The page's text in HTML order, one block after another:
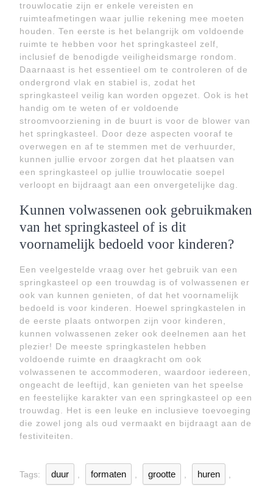
trouwlocatie zijn er enkele vereisten en
ruimteafmetingen waar jullie rekening mee moeten
houden. Ten eerste is het belangrijk om voldoende
ruimte te hebben voor het springkasteel zelf,
inclusief de benodigde veiligheidsmarge rondom.
Daarnaast is het essentieel om te controleren of de
ondergrond vlak en stabiel is, zodat het
springkasteel veilig kan worden opgezet. Ook is het
handig om te weten of er voldoende
stroomvoorziening in de buurt is voor de blower van
het springkasteel. Door deze aspecten vooraf te
overwegen en af te stemmen met de verhuurder,
kunnen jullie ervoor zorgen dat het plaatsen van
een springkasteel op jullie trouwlocatie soepel
verloopt en bijdraagt aan een onvergetelijke dag.
Kunnen volwassenen ook gebruikmaken
van het springkasteel of is dit
voornamelijk bedoeld voor kinderen?
Een veelgestelde vraag over het gebruik van een
springkasteel op een trouwdag is of volwassenen er
ook van kunnen genieten, of dat het voornamelijk
bedoeld is voor kinderen. Hoewel springkastelen in
de eerste plaats ontworpen zijn voor kinderen,
kunnen volwassenen zeker ook deelnemen aan het
plezier! De meeste springkastelen hebben
voldoende ruimte en draagkracht om ook
volwassenen te accommoderen, waardoor iedereen,
ongeacht de leeftijd, kan genieten van het speelse
en feestelijke karakter van een springkasteel op een
trouwdag. Het is een leuke en inclusieve toevoeging
die zowel jong als oud vermaakt en bijdraagt aan de
festiviteiten.
Tags: duur formaten grootte huren